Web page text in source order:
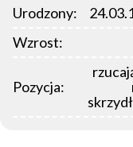
Urodzony:
Wzrost:
Pozycja: